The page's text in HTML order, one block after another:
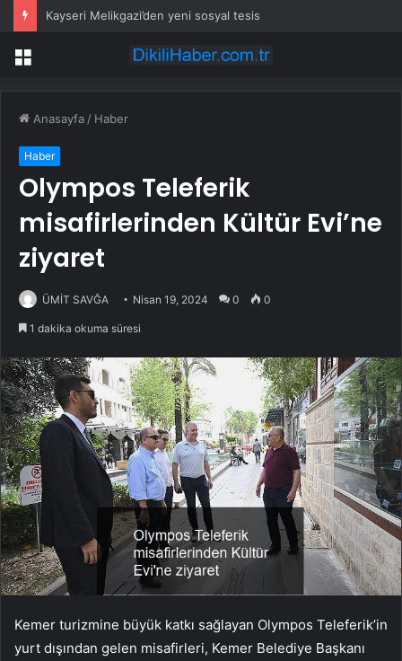
Kayseri Melikgazi’den yeni sosyal tesis
Menü
Anasayfa / Haber
Haber
Olympos Teleferik
misafirlerinden Kültür Evi’ne
ziyaret
ÜMİT SAVĞA Nisan 19, 2024 0 0
1 dakika okuma süresi
Kemer turizmine büyük katkı sağlayan Olympos Teleferik’in
yurt dışından gelen misafirleri, Kemer Belediye Başkanı